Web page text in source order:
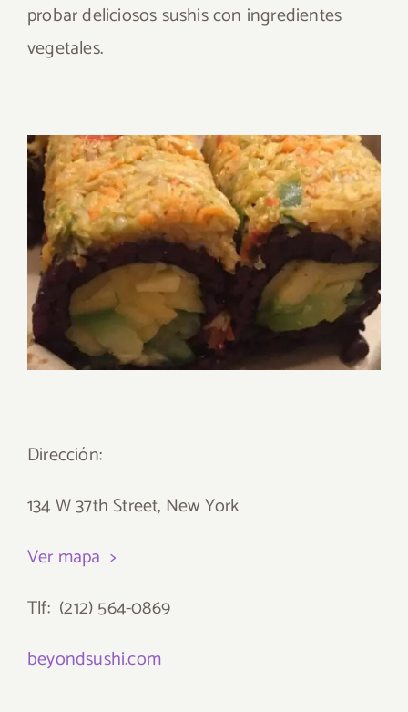
probar deliciosos sushis con ingredientes
vegetales.
Dirección:
134 W 37th Street, New York
Ver mapa >
Tlf: (212) 564-0869
beyondsushi.com